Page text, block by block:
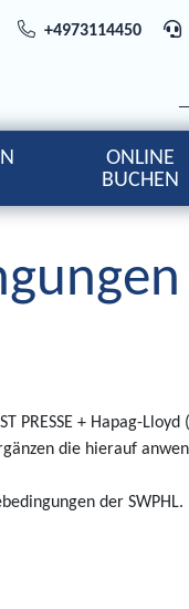
+4973114450
ONLINE
BUCHEN
+ Hapag-Lloyd
die hierauf
der SWPHL.